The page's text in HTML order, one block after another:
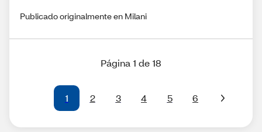
Publicado originalmente en Milani
Página 1 de 18
1 2 3 4 5 6